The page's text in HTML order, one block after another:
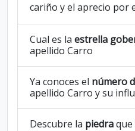
cariño y el aprecio por
Cual es la estrella
apellido Carro
Ya conoces el número
apellido Carro y su
Descubre la piedraque